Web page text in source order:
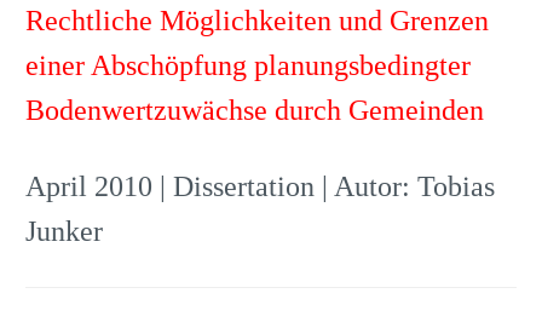
Rechtliche Möglichkeiten und Grenzen
einer Abschöpfung planungsbedingter
Bodenwertzuwächse durch Gemeinden
April 2010 | Dissertation | Autor: Tobias
Junker